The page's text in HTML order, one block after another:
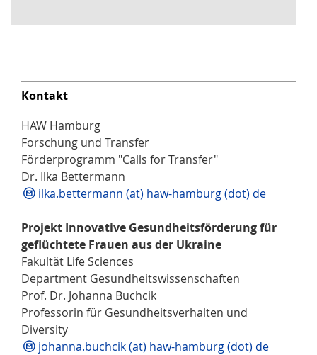
Kontakt
HAW Hamburg
Forschung und Transfer
Förderprogramm "Calls for Transfer"
Dr. Ilka Bettermann
ilka.bettermann (at) haw-hamburg (dot) de
Projekt Innovative Gesundheitsförderung für
geflüchtete Frauen aus der Ukraine
Fakultät Life Sciences
Department Gesundheitswissenschaften
Prof. Dr. Johanna Buchcik
Professorin für Gesundheitsverhalten und
Diversity
johanna.buchcik (at) haw-hamburg (dot) de